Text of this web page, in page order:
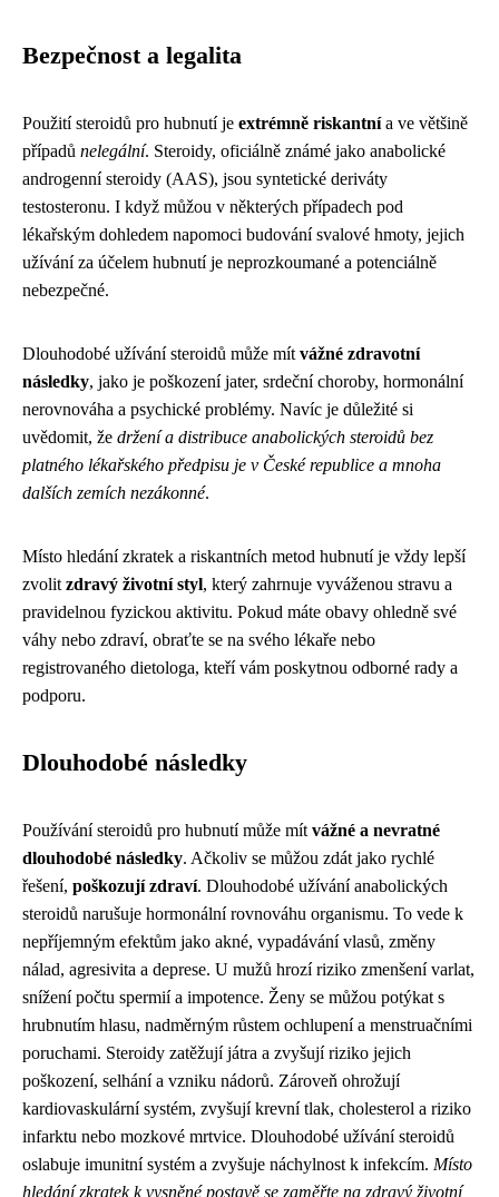
Bezpečnost a legalita
Použití steroidů pro hubnutí je extrémně riskantnía ve většině
případů nelegální. Steroidy, oficiálně známé jako anabolické
androgenní steroidy (AAS), jsou syntetické deriváty
testosteronu. I když můžou v některých případech pod
lékařským dohledem napomoci budování svalové hmoty, jejich
užívání za účelem hubnutí je neprozkoumané a potenciálně
nebezpečné.
Dlouhodobé užívání steroidů může mít vážné zdravotní
následky, jako je poškození jater, srdeční choroby, hormonální
nerovnováha a psychické problémy. Navíc je důležité si
uvědomit, že držení a distribuce anabolických steroidů bez
platného lékařského předpisu je v České republice a mnoha
dalších zemích nezákonné.
Místo hledání zkratek a riskantních metod hubnutí je vždy lepší
zvolit zdravý životní styl, který zahrnuje vyváženou stravu a
pravidelnou fyzickou aktivitu. Pokud máte obavy ohledně své
váhy nebo zdraví, obraťte se na svého lékaře nebo
registrovaného dietologa, kteří vám poskytnou odborné rady a
podporu.
Dlouhodobé následky
Používání steroidů pro hubnutí může mít vážné a nevratné
dlouhodobé následky. Ačkoliv se můžou zdát jako rychlé
řešení, poškozují zdraví. Dlouhodobé užívání anabolických
steroidů narušuje hormonální rovnováhu organismu. To vede k
nepříjemným efektům jako akné, vypadávání vlasů, změny
nálad, agresivita a deprese. U mužů hrozí riziko zmenšení varlat,
snížení počtu spermií a impotence. Ženy se můžou potýkat s
hrubnutím hlasu, nadměrným růstem ochlupení a menstruačními
poruchami. Steroidy zatěžují játra a zvyšují riziko jejich
poškození, selhání a vzniku nádorů. Zároveň ohrožují
kardiovaskulární systém, zvyšují krevní tlak, cholesterol a riziko
infarktu nebo mozkové mrtvice. Dlouhodobé užívání steroidů
oslabuje imunitní systém a zvyšuje náchylnost k infekcím. Místo
hledání zkratek k vysněné postavě se zaměřte na zdravý životní